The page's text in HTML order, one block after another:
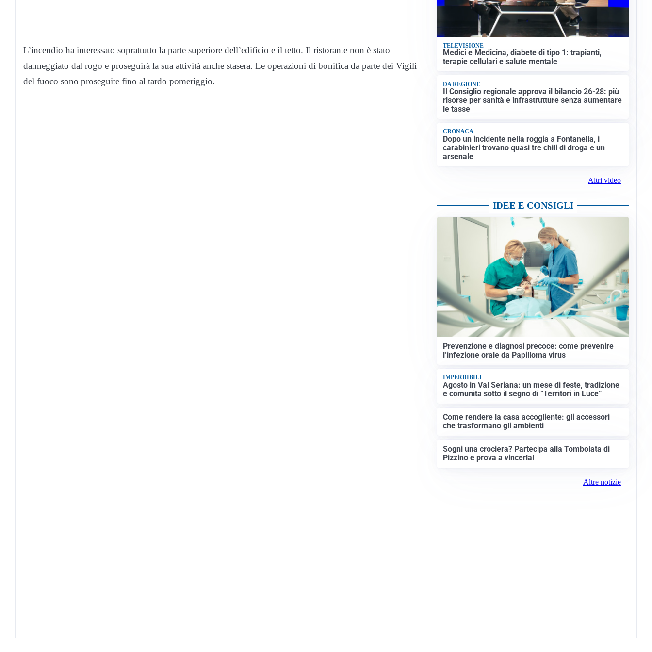
L’incendio ha interessato soprattutto la parte superiore dell’edificio e il tetto. Il ristorante non è stato
danneggiato dal rogo e proseguirà la sua attività anche stasera. Le operazioni di bonifica da parte dei Vigili
del fuoco sono proseguite fino al tardo pomeriggio.
TELEVISIONE
Medici e Medicina, diabete di tipo 1: trapianti,
terapie cellulari e salute mentale
DA REGIONE
Il Consiglio regionale approva il bilancio 26-28: più
risorse per sanità e infrastrutture senza aumentare
le tasse
CRONACA
Dopo un incidente nella roggia a Fontanella, i
carabinieri trovano quasi tre chili di droga e un
arsenale
Altri video
IDEE E CONSIGLI
Prevenzione e diagnosi precoce: come prevenire
l’infezione orale da Papilloma virus
IMPERDIBILI
Agosto in Val Seriana: un mese di feste, tradizione
e comunità sotto il segno di “Territori in Luce”
Come rendere la casa accogliente: gli accessori
che trasformano gli ambienti
Sogni una crociera? Partecipa alla Tombolata di
Pizzino e prova a vincerla!
Altre notizie